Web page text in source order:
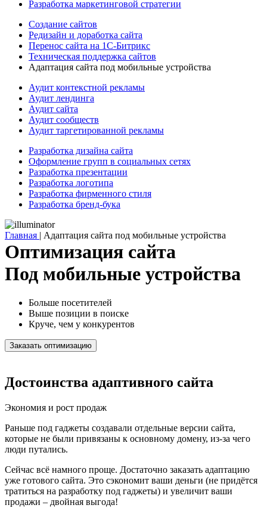
Разработка маркетинговой стратегии
Создание сайтов
Редизайн и доработка сайта
Перенос сайта на 1С-Битрикс
Техническая поддержка сайтов
Адаптация сайта под мобильные устройства
Аудит контекстной рекламы
Аудит лендинга
Аудит сайта
Аудит сообществ
Аудит таргетированной рекламы
Разработка дизайна сайта
Оформление групп в социальных сетях
Разработка презентации
Разработка логотипа
Разработка фирменного стиля
Разработка бренд-бука
Главная | Адаптация сайта под мобильные устройства
Оптимизация сайта
Под мобильные устройства
Больше посетителей
Выше позиции в поиске
Круче, чем у конкурентов
Заказать оптимизацию
Достоинства адаптивного сайта
Экономия и рост продаж
Раньше под гаджеты создавали отдельные версии сайта,
которые не были привязаны к основному домену, из-за чего
люди путались.
Сейчас всё намного проще. Достаточно заказать адаптацию
уже готового сайта. Это сэкономит ваши деньги (не придётся
тратиться на разработку под гаджеты) и увеличит ваши
продажи – двойная выгода!